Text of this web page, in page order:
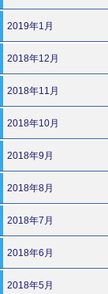
2019年1月
2018年12月
2018年11月
2018年10月
2018年9月
2018年8月
2018年7月
2018年6月
2018年5月